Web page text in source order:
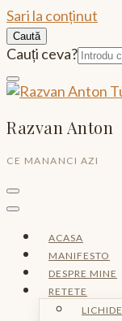
Sari la conținut
Caută
Caută:
Cauți ceva?
Razvan Anton
CE MANANCI AZI
ACASA
MANIFESTO
DESPRE MINE
RETETE
LICHIDE